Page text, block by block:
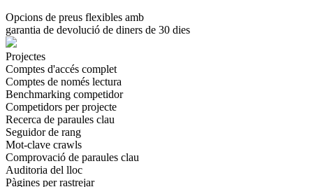
Opcions de preus flexibles amb
garantia de devolució de diners de 30 dies
Projectes
Comptes d'accés complet
Comptes de només lectura
Benchmarking competidor
Competidors per projecte
Recerca de paraules clau
Seguidor de rang
Mot-clave crawls
Comprovació de paraules clau
Auditoria del lloc
Pàgines per rastrejar